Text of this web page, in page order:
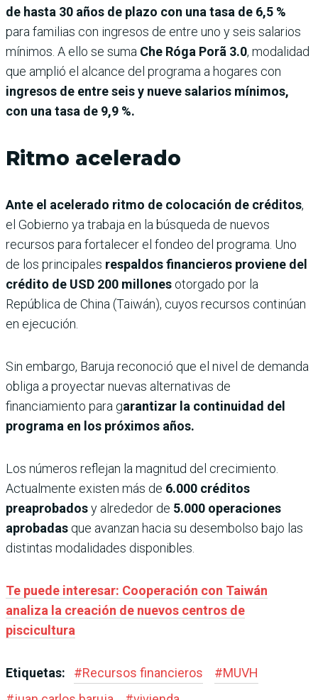
de hasta 30 años de plazo con una tasa de 6,5 %
para familias con ingresos de entre uno y seis salarios
mínimos. A ello se suma Che Róga Porã 3.0, modalidad
que amplió el alcance del programa a hogares con
ingresos de entre seis y nueve salarios mínimos,
con una tasa de 9,9 %.
Ritmo acelerado
Ante el acelerado ritmo de colocación de créditos,
el Gobierno ya trabaja en la búsqueda de nuevos
recursos para fortalecer el fondeo del programa. Uno
de los principales respaldos financieros proviene del
crédito de USD 200 millones otorgado por la
República de China (Taiwán), cuyos recursos continúan
en ejecución.
Sin embargo, Baruja reconoció que el nivel de demanda
obliga a proyectar nuevas alternativas de
financiamiento para garantizar la continuidad del
programa en los próximos años.
Los números reflejan la magnitud del crecimiento.
Actualmente existen más de 6.000 créditos
preaprobadosy alrededor de 5.000 operaciones
aprobadas que avanzan hacia su desembolso bajo las
distintas modalidades disponibles.
Te puede interesar: Cooperación con Taiwán
analiza la creación de nuevos centros de
piscicultura
Etiquetas: #Recursos financieros #MUVH